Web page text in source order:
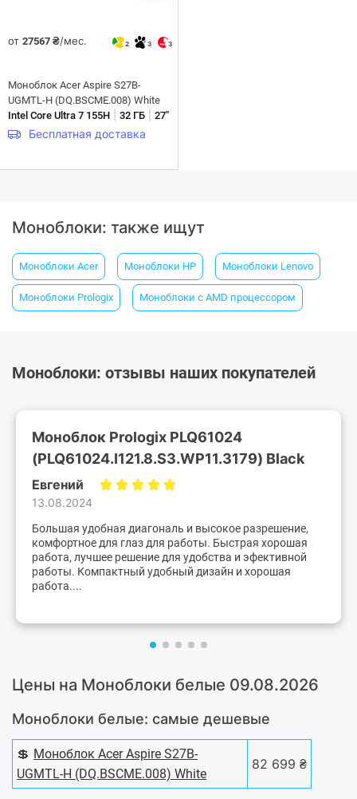
от 27567 ₴/мес. 2 3 3
Моноблок Acer Aspire S27B-
UGMTL-H (DQ.BSCME.008) White
Intel Core Ultra 7 155H
32 ГБ 27"
Бесплатная доставка
Моноблоки: также ищут
Моноблоки Acer Моноблоки HP Моноблоки Lenovo
Моноблоки Prologix Моноблоки с AMD процессором
Моноблоки: отзывы наших покупателей
Моноблок Prologix PLQ61024
(PLQ61024.I121.8.S3.WP11.3179) Black
Евгений
13.08.2024
Большая удобная диагональ и высокое разрешение,
комфортное для глаз для работы. Быстрая хорошая
работа, лучшее решение для удобства и эфективной
работы. Компактный удобный дизайн и хорошая
работа....
Цены на Моноблоки белые 09.08.2026
Моноблоки белые: самые дешевые
💲 Моноблок Acer Aspire S27B-
UGMTL-H (DQ.BSCME.008) White
82 699 ₴